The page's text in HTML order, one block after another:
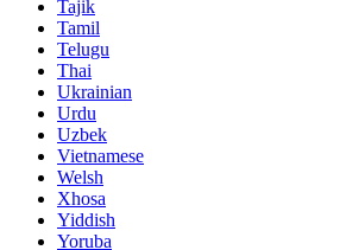
Tajik
Tamil
Telugu
Thai
Ukrainian
Urdu
Uzbek
Vietnamese
Welsh
Xhosa
Yiddish
Yoruba